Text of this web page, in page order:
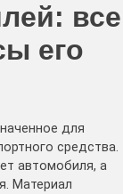
все
его
для
средства.
автомобиля, а
Материал